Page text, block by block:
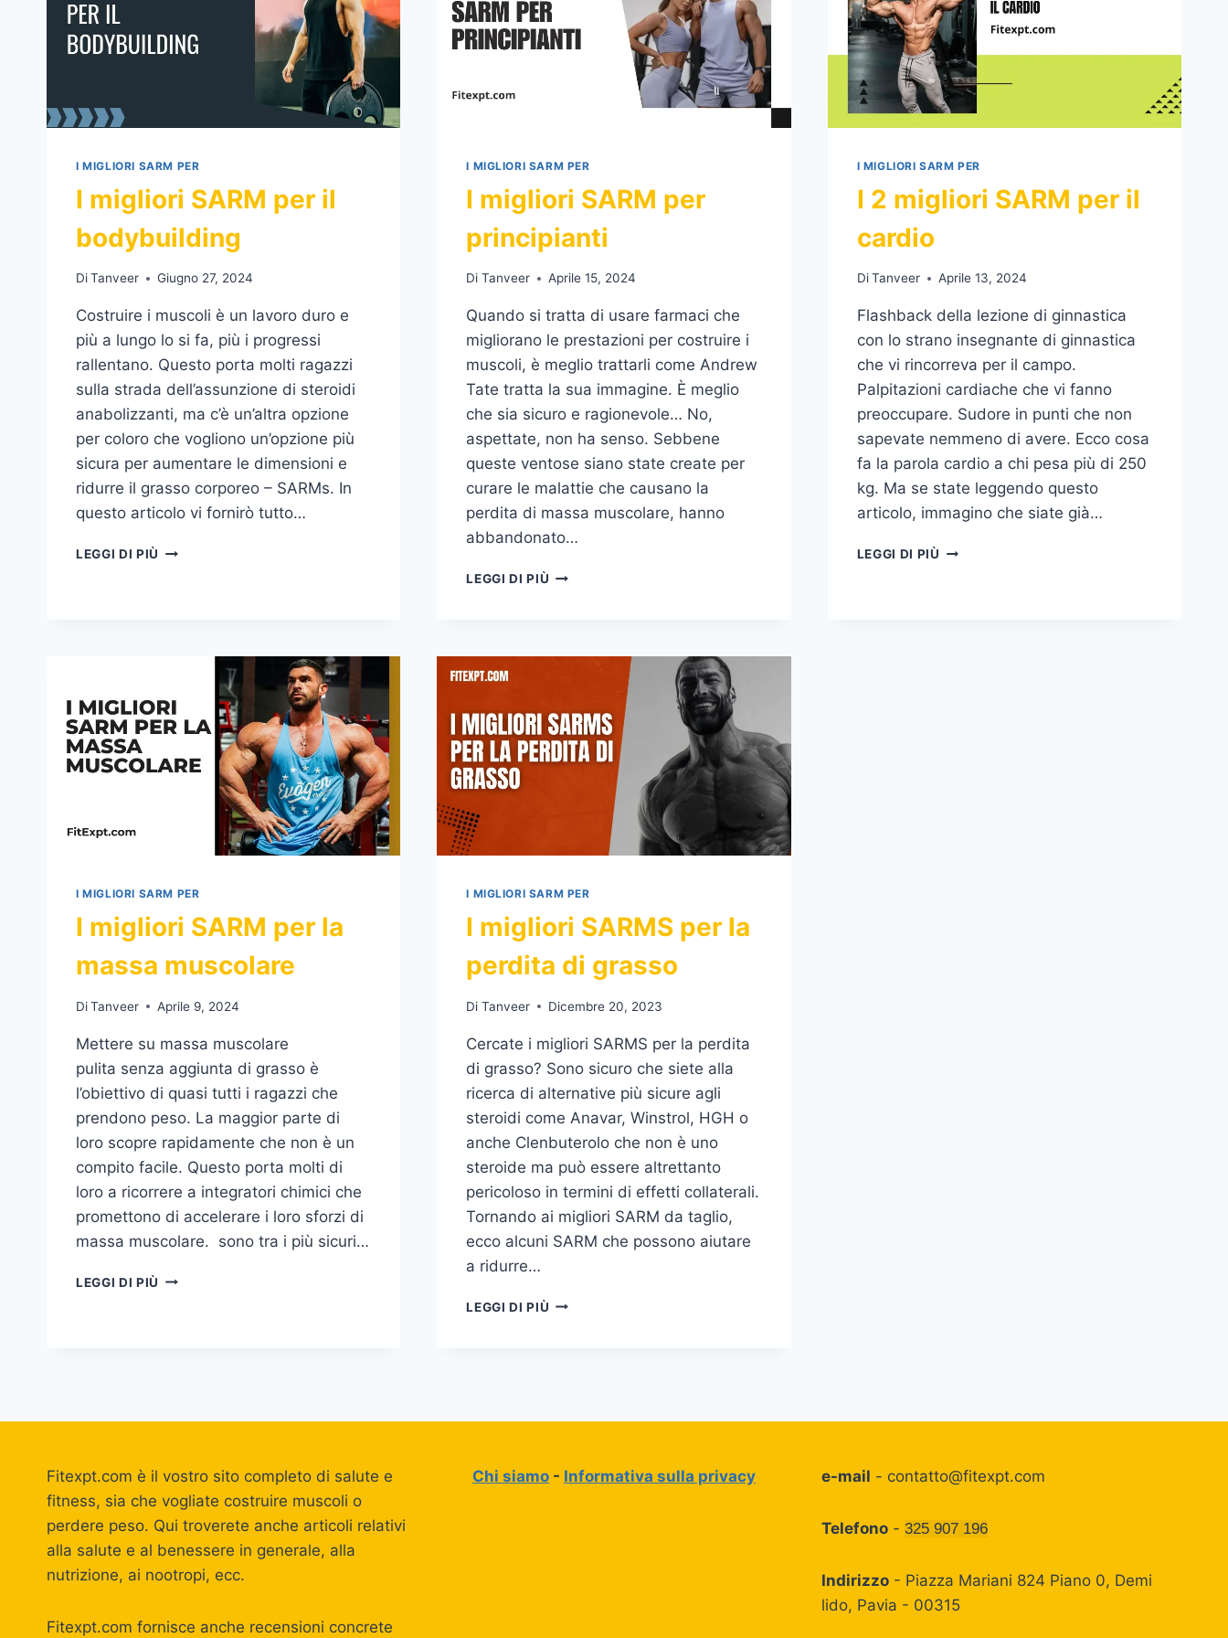
I MIGLIORI SARM PER
I migliori SARM per il
bodybuilding
DiTanveer Giugno 27, 2024
Costruire i muscoli è un lavoro duro e
più a lungo lo si fa, più i progressi
rallentano. Questo porta molti ragazzi
sulla strada dell’assunzione di steroidi
anabolizzanti, ma c’è un’altra opzione
per coloro che vogliono un’opzione più
sicura per aumentare le dimensioni e
ridurre il grasso corporeo – SARMs. In
questo articolo vi fornirò tutto…
LEGGI DI PIÙ
I MIGLIORI SARM PER
I migliori SARM per
principianti
Di Tanveer Aprile 15, 2024
Quando si tratta di usare farmaci che
migliorano le prestazioni per costruire i
muscoli, è meglio trattarli come Andrew
Tate tratta la sua immagine. È meglio
che sia sicuro e ragionevole… No,
aspettate, non ha senso. Sebbene
queste ventose siano state create per
curare le malattie che causano la
perdita di massa muscolare, hanno
abbandonato…
LEGGI DI PIÙ
I MIGLIORI SARM PER
I 2 migliori SARM per il
cardio
Di Tanveer Aprile 13, 2024
Flashback della lezione di ginnastica
con lo strano insegnante di ginnastica
che vi rincorreva per il campo.
Palpitazioni cardiache che vi fanno
preoccupare. Sudore in punti che non
sapevate nemmeno di avere. Ecco cosa
fa la parola cardio a chi pesa più di 250
kg. Ma se state leggendo questo
articolo, immagino che siate già…
LEGGI DI PIÙ
I MIGLIORI SARM PER
I migliori SARM per la
massa muscolare
DiTanveer Aprile 9, 2024
Mettere su massa muscolare
pulita senza aggiunta di grasso è
l’obiettivo di quasi tutti i ragazzi che
prendono peso. La maggior parte di
loro scopre rapidamente che non è un
compito facile. Questo porta molti di
loro a ricorrere a integratori chimici che
promettono di accelerare i loro sforzi di
massa muscolare. sono tra i più sicuri…
LEGGI DI PIÙ
I MIGLIORI SARM PER
I migliori SARMS per la
perdita di grasso
Di Tanveer Dicembre 20, 2023
Cercate i migliori SARMS per la perdita
di grasso? Sono sicuro che siete alla
ricerca di alternative più sicure agli
steroidi come Anavar, Winstrol, HGH o
anche Clenbuterolo che non è uno
steroide ma può essere altrettanto
pericoloso in termini di effetti collaterali.
Tornando ai migliori SARM da taglio,
ecco alcuni SARM che possono aiutare
a ridurre…
LEGGI DI PIÙ
Fitexpt.com è il vostro sito completo di salute e
fitness, sia che vogliate costruire muscoli o
perdere peso. Qui troverete anche articoli relativi
alla salute e al benessere in generale, alla
nutrizione, ai nootropi, ecc.
Fitexpt.com fornisce anche recensioni concrete
Chi siamo - Informativa sulla privacy e-mail - contatto@fitexpt.com
Telefono - 325 907 196
Indirizzo - Piazza Mariani 824 Piano 0, Demi
lido, Pavia - 00315